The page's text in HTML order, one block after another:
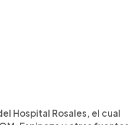
Hospital Rosales, el cual